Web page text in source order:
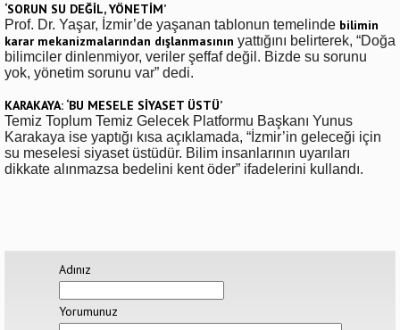
‘SORUN SU DEĞİL, YÖNETİM’
Prof. Dr. Yaşar, İzmir’de yaşanan tablonun temelinde bilimin
karar mekanizmalarından dışlanmasının yattığını belirterek, “Doğa
bilimciler dinlenmiyor, veriler şeffaf değil. Bizde su sorunu
yok, yönetim sorunu var” dedi.
KARAKAYA: ‘BU MESELE SİYASET ÜSTÜ’
Temiz Toplum Temiz Gelecek Platformu Başkanı Yunus
Karakaya ise yaptığı kısa açıklamada, “İzmir’in geleceği için
su meselesi siyaset üstüdür. Bilim insanlarının uyarıları
dikkate alınmazsa bedelini kent öder” ifadelerini kullandı.
Adınız
Yorumunuz